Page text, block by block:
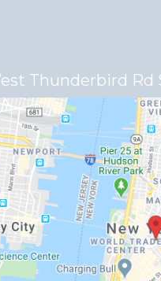
Thunderbird Rd